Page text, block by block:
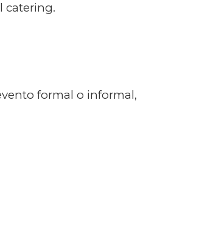
catering.
formal o informal,